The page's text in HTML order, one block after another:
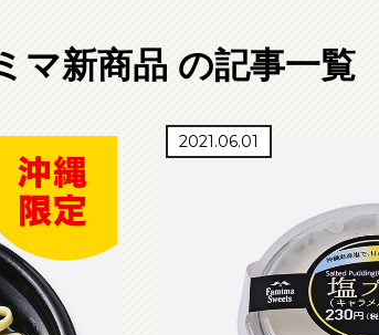
マ新商品 の記事一覧
2021.06.01
増量 ファミマ・ザ・クレープ 生